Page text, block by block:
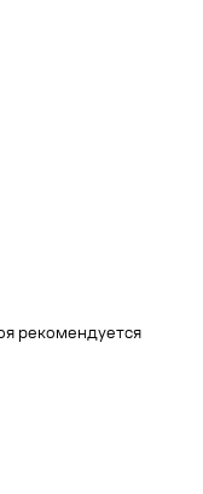
рекомендуется